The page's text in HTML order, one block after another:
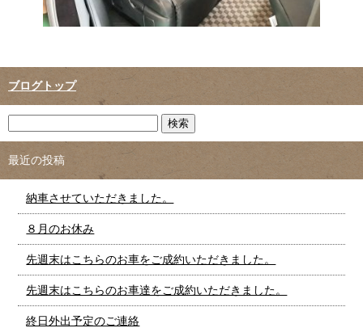
ブログトップ
最近の投稿
納車させていただきました。
８月のお休み
先週末はこちらのお車をご成約いただきました。
先週末はこちらのお車達をご成約いただきました。
終日外出予定のご連絡